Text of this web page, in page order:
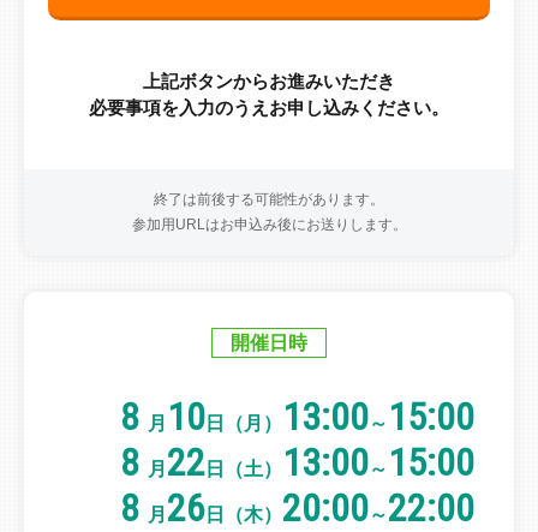
上記ボタンからお進みいただき
必要事項を入力のうえお申し込みください。
終了は前後する可能性があります。
参加用URLはお申込み後にお送りします。
開催日時
8 月 10日（月） 13:00～ 15:00
8 月 22日（土） 13:00～ 15:00
8 月 26日（木） 20:00～22:00